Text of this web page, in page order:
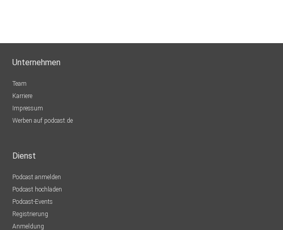
Essen
tinelizumab
gj4sdnlw
mluw9zmm
FLENSBURG
Unternehmen
Team
Karriere
Impressum
Werben auf podcast.de
Dienst
Podcast anmelden
Podcast hochladen
Podcast-Events
Registrierung
Anmeldung